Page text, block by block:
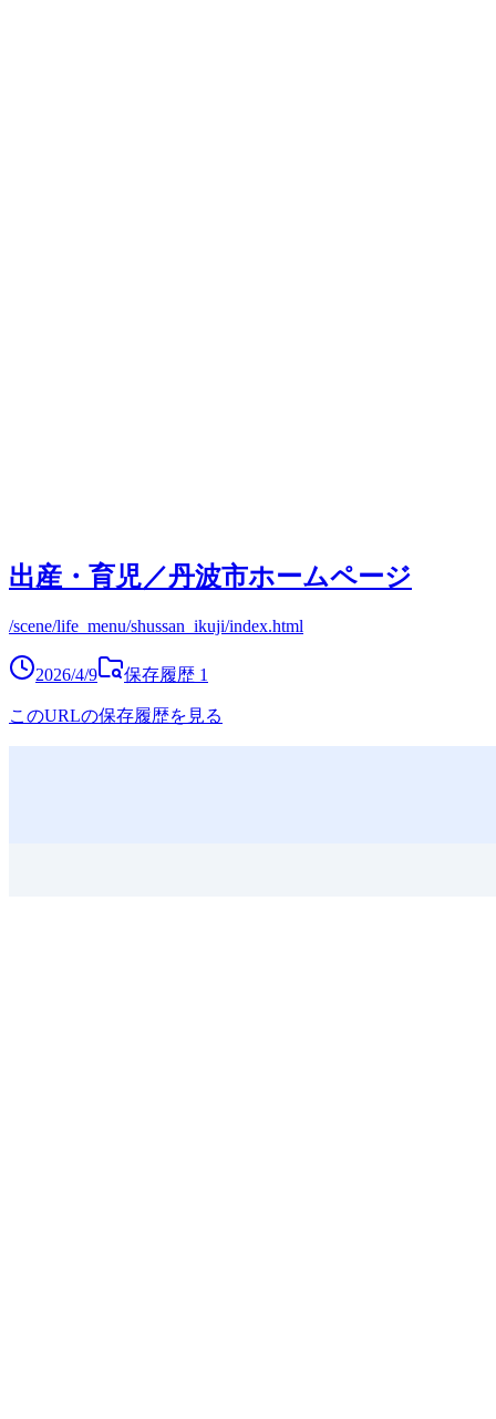
出産・育児／丹波市ホームページ
/scene/life_menu/shussan_ikuji/index.html
2026/4/9 保存履歴 1
このURLの保存履歴を見る